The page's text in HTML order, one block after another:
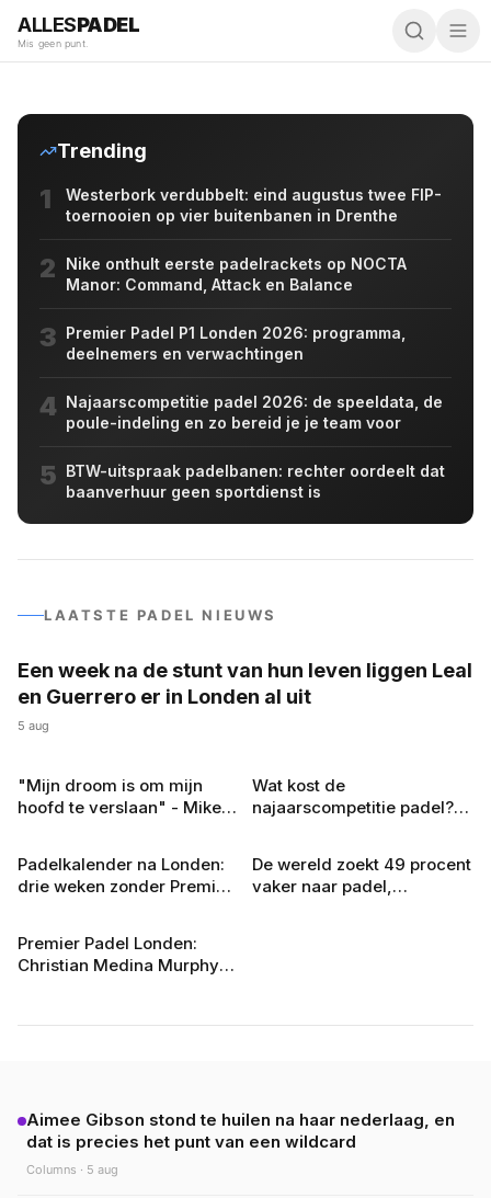
ALLESPADEL
Mis geen punt.
eruit
5 augustus
Trending
1
Westerbork verdubbelt: eind augustus twee FIP-
toernooien op vier buitenbanen in Drenthe
2
Nike onthult eerste padelrackets op NOCTA
Manor: Command, Attack en Balance
3 Premier Padel P1 Londen 2026: programma,
deelnemers en verwachtingen
4 Najaarscompetitie padel 2026: de speeldata, de
poule-indeling en zo bereid je je team voor
5 BTW-uitspraak padelbanen: rechter oordeelt dat
baanverhuur geen sportdienst is
LAATSTE PADEL NIEUWS
COLUMNS
Een week na de stunt van hun leven liggen Leal
en Guerrero er in Londen al uit
5 aug
COLUMNS
"Mijn droom is om mijn
hoofd te verslaan" - Mike
COMPETITIE
Wat kost de
najaarscompetitie padel?
EVENEMENTEN
Padelkalender na Londen:
drie weken zonder Premier
GROEI & TRENDS
De wereld zoekt 49 procent
vaker naar padel,
TOERNOOIEN
Premier Padel Londen:
Christian Medina Murphy
Aimee Gibson stond te huilen na haar nederlaag, en
dat is precies het punt van een wildcard
Columns · 5 aug